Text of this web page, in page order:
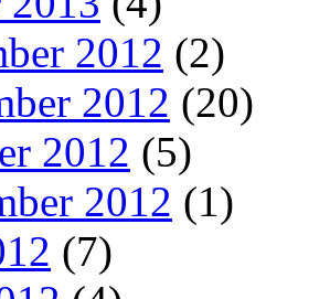
2012 (2)
2012 (20)
2012 (5)
2012 (1)
(7)